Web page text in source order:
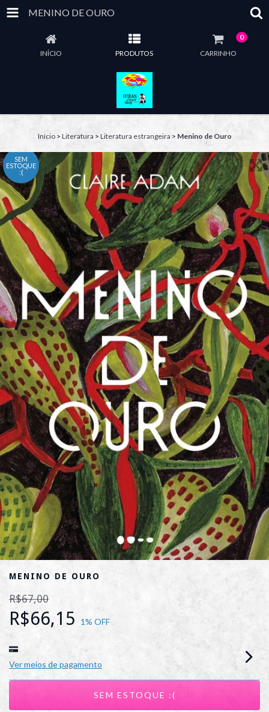
MENINO DE OURO
INÍCIO PRODUTOS CARRINHO
0
Início > Literatura > Literatura estrangeira > Menino de Ouro
SEM
ESTOQUE
:(
MENINO DE OURO
R$67,00
R$66,15 1% OFF
Ver meios de pagamento